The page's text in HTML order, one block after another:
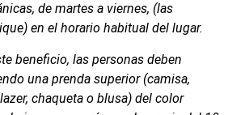
de martes a viernes, (las
en el horario habitual del lugar.
beneficio, las personas deben
una prenda superior (camisa,
chaqueta o blusa) del color